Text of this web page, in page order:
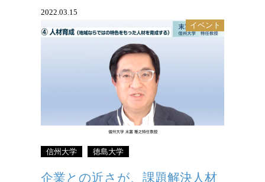
2022.03.15
イベント
COR+R 全国シンポジウム ワークショッ
信州大学 徳島大学
企業との近さが、課題解決人材